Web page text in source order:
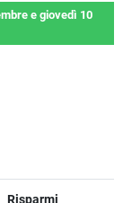
e giovedì 10
Risparmi